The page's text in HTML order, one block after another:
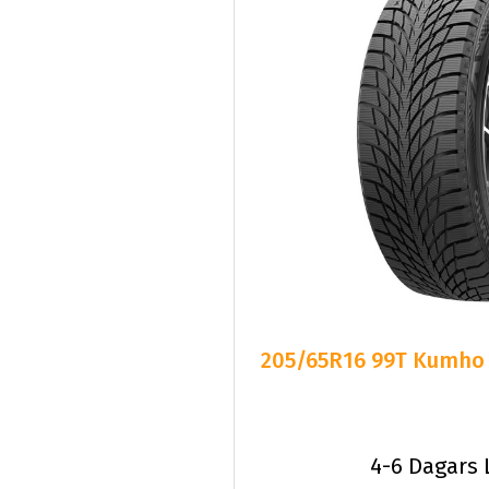
205/65R16 99T
4-6 Dagars